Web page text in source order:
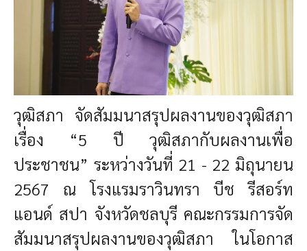
วุฒิสภา จัดสัมมนาสรุปผลงานของวุฒิสภา
เรื่อง “5 ปี วุฒิสภากับผลงานเพื่อ
ประชาชน” ระหว่างวันที่ 21 - 22 มิถุนายน
2567 ณ โรงแรมราวินทรา บีช รีสอร์ท
แอนด์ สปา จังหวัดชลบุรี คณะกรรมการจัด
สัมมนาสรุปผลงานของวุฒิสภา ในโอกาส